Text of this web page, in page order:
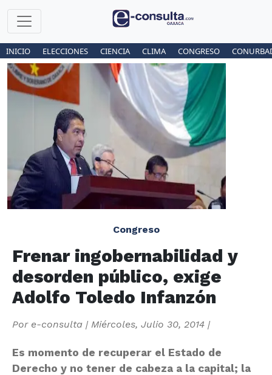
INICIO ELECCIONES CIENCIA CLIMA CONGRESO
Congreso
Frenar ingobernabilidad y
desorden público, exige
Adolfo Toledo Infanzón
Por e-consulta | Miércoles, Julio 30, 2014 |
Es momento de recuperar el Estado de
Derecho y no tener de cabeza a la capital; la